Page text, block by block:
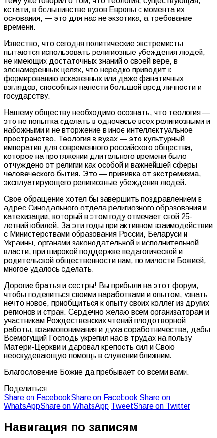
кстати, в большинстве вузов Европы с момента их
основания, — это для нас не экзотика, а требование
времени.
Известно, что сегодня политические экстремисты
пытаются использовать религиозные убеждения людей,
не имеющих достаточных знаний о своей вере, в
злонамеренных целях, что нередко приводит к
формированию искаженных или даже фанатичных
взглядов, способных нанести большой вред личности и
государству.
Нашему обществу необходимо осознать, что теология —
это не попытка сделать в одночасье всех религиозными и
набожными и не вторжение в иное интеллектуальное
пространство. Теология в вузах — это культурный
императив для современного российского общества,
которое на протяжении длительного времени было
отчуждено от религии как особой и важнейшей сферы
человеческого бытия. Это — прививка от экстремизма,
эксплуатирующего религиозные убеждения людей.
Свое обращение хотел бы завершить поздравлением в
адрес Синодального отдела религиозного образования и
катехизации, который в этом году отмечает свой 25-
летний юбилей. За эти годы при активном взаимодействии
с Министерствами образования России, Беларуси и
Украины, органами законодательной и исполнительной
власти, при широкой поддержке педагогической и
родительской общественности нам, по милости Божией,
многое удалось сделать.
Дорогие братья и сестры! Вы прибыли на этот форум,
чтобы поделиться своими наработками и опытом, узнать
нечто новое, приобщиться к опыту своих коллег из других
регионов и стран. Сердечно желаю всем организаторам и
участникам Рождественских чтений плодотворной
работы, взаимопонимания и духа соработничества, дабы
Всемогущий Господь укрепил нас в трудах на пользу
Матери-Церкви и даровал крепость сил и Свою
неоскудевающую помощь в служении ближним.
Благословение Божие да пребывает со всеми вами.
Поделиться
Share on FacebookShare on Facebook Share on
WhatsAppShare on WhatsApp TweetShare on Twitter
Навигация по записям